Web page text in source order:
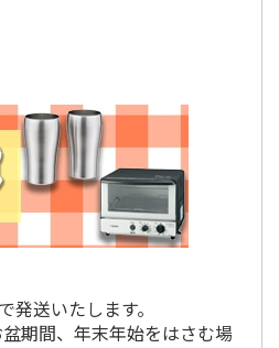
送いたします。
期間、年末年始をはさむ場